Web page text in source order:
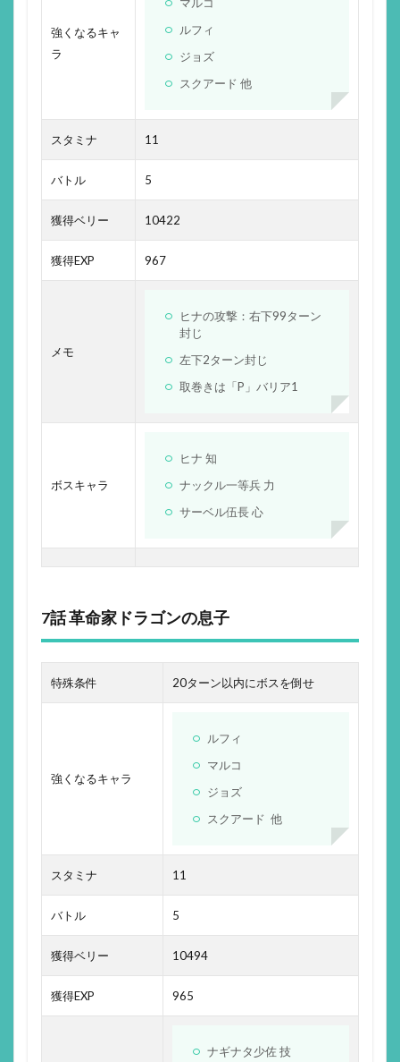
強くなるキャ
ラ
ルフィ
ジョズ
スクアード 他
スタミナ 11
バトル 5
獲得ベリー 10422
獲得EXP 967
メモ
ヒナの攻撃：右下99ターン
封じ
左下2ターン封じ
取巻きは「P」バリア1
ボスキャラ
ヒナ 知
ナックル一等兵 力
サーベル伍長 心
7話 革命家ドラゴンの息子
特殊条件 20ターン以内にボスを倒せ
強くなるキャラ
ルフィ
マルコ
ジョズ
スクアード 他
スタミナ 11
バトル 5
獲得ベリー 10494
獲得EXP 965
ナギナタ少佐 技